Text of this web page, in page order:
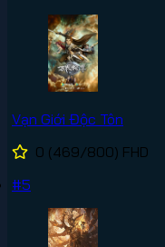
Vạn Giới Độc Tôn
0 (469/800) FHD
#5